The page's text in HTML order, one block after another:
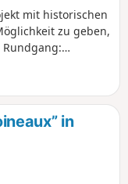
mit historischen
zu geben,
in